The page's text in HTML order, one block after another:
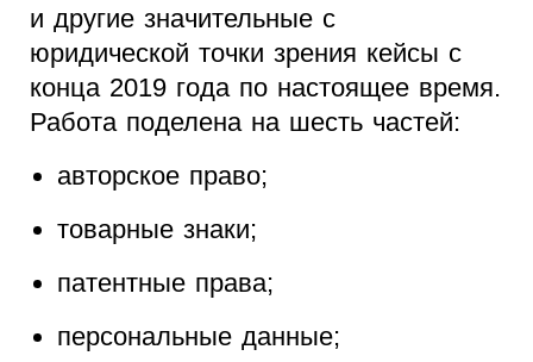
и другие значительные с
юридической точки зрения кейсы с
конца 2019 года по настоящее время.
Работа поделена на шесть частей:
авторское право;
товарные знаки;
патентные права;
персональные данные;